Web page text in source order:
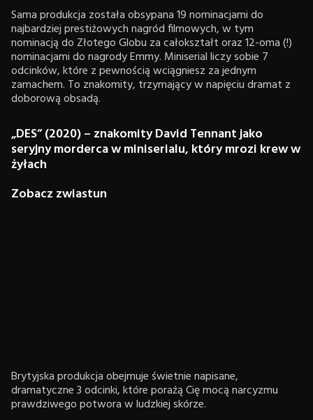
Sama produkcja została obsypana 19 nominacjami do
najbardziej prestiżowych nagród filmowych, w tym
nominacją do Złotego Globu za całokształt oraz 12-oma (!)
nominacjami do nagrody Emmy. Miniserial liczy sobie 7
odcinków, które z pewnością wciągniesz za jednym
zamachem. To znakomity, trzymający w napięciu dramat z
doborową obsadą.
„DES” (2020) – znakomity David Tennant jako
seryjny morderca w miniserialu, który mrozi krew w
żyłach
Zobacz zwiastun
Brytyjska produkcja obejmuje świetnie napisane,
dramatyczne 3 odcinki, które porażą Cię mocą narcyzmu
prawdziwego potwora w ludzkiej skórze.